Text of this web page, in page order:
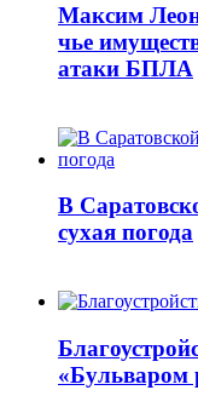
Максим
чье
атаки БПЛА
В
сухая погода
«Бульваром